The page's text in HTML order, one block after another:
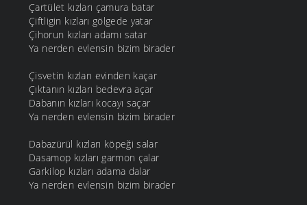
Çartület kızları çamura batar
Çiftligin kızları gölgede yatar
Çihorun kızları adamı satar
Ya nerden evlensin bizim birader
Çisvetin kızları evinden kaçar
Çıktanın kızları bedevra açar
Dabanın kızları kocayı saçar
Ya nerden evlensin bizim birader
Dabazürül kızları köpeği salar
Dasamop kızları garmon çalar
Garkilop kızları adama dalar
Ya nerden evlensin bizim birader